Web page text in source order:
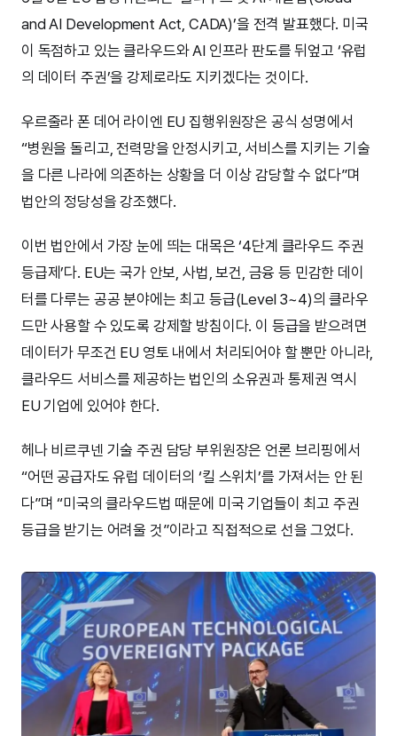
and AI Development Act, CADA)’을 전격 발표했다. 미국
이 독점하고 있는 클라우드와 AI 인프라 판도를 뒤엎고 ‘유럽
의 데이터 주권’을 강제로라도 지키겠다는 것이다.
우르줄라 폰 데어 라이엔 EU 집행위원장은 공식 성명에서
“병원을 돌리고, 전력망을 안정시키고, 서비스를 지키는 기술
을 다른 나라에 의존하는 상황을 더 이상 감당할 수 없다”며
법안의 정당성을 강조했다.
이번 법안에서 가장 눈에 띄는 대목은 ‘4단계 클라우드 주권
등급제’다. EU는 국가 안보, 사법, 보건, 금융 등 민감한 데이
터를 다루는 공공 분야에는 최고 등급(Level 3~4)의 클라우
드만 사용할 수 있도록 강제할 방침이다. 이 등급을 받으려면
데이터가 무조건 EU 영토 내에서 처리되어야 할 뿐만 아니라,
클라우드 서비스를 제공하는 법인의 소유권과 통제권 역시
EU 기업에 있어야 한다.
헤나 비르쿠넨 기술 주권 담당 부위원장은 언론 브리핑에서
“어떤 공급자도 유럽 데이터의 ‘킬 스위치’를 가져서는 안 된
다”며 “미국의 클라우드법 때문에 미국 기업들이 최고 주권
등급을 받기는 어려울 것”이라고 직접적으로 선을 그었다.